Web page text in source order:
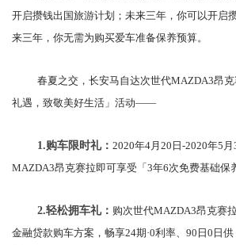
开启攒钱出国旅游计划；未来三年，你可以开启
来三年，你无需为购买爱车准备保养预算。
春夏之交，长安马自达次世代MAZDA3昂
礼遇，致敬美好生活」活动——
1.购车限时礼： 2020年4月20日-2020年5
MAZDA3昂克赛拉即可享受「3年6次免费基础保
2.轻松拥车礼： 购次世代MAZDA3昂克赛
金融贷款购车方案，畅享24期·0利率、90日0日